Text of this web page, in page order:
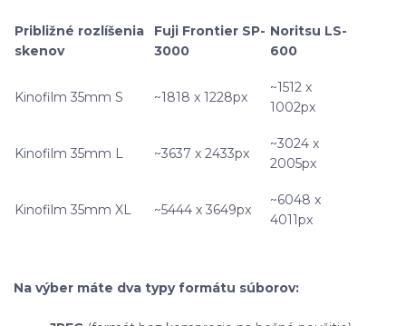
Približné rozlíšenia
skenov
Fuji Frontier SP-
3000
Noritsu LS-
600
Kinofilm 35mm S ~1818 x 1228px
~1512 x
1002px
Kinofilm 35mm L ~3637 x 2433px
~3024 x
2005px
Kinofilm 35mm XL ~5444 x 3649px
~6048 x
4011px
Na výber máte dva typy formátu súborov: